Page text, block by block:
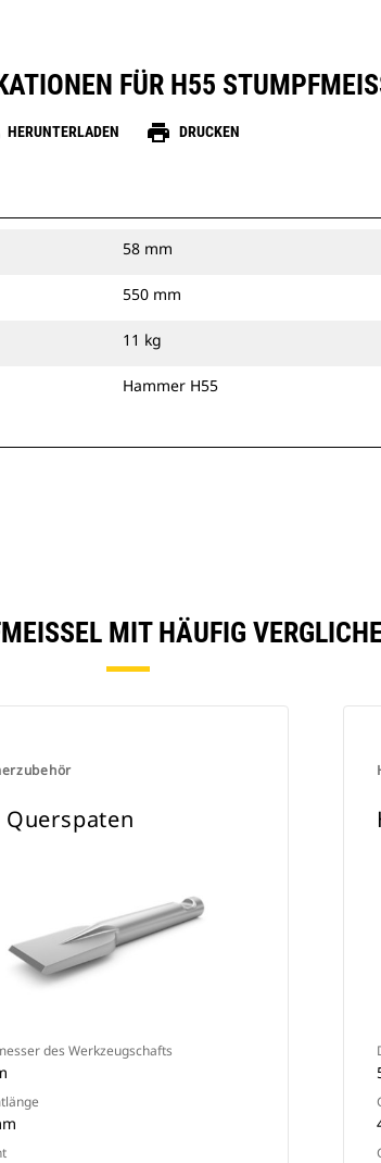
FÜR H55
HERUNTERLADEN print DRUCKEN
58 mm
550 mm
11 kg
Hammer H55
MIT HÄUFIG
Querspaten
des Werkzeugschafts